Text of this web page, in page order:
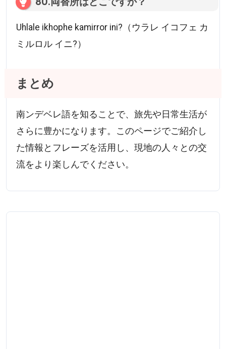
Uhlale ikhophe kamirror ini?（ウラレ イコフェ カ
ミルロル イニ?）
まとめ
南ンデベレ語を知ることで、旅先や日常生活が
さらに豊かになります。このページでご紹介し
た情報とフレーズを活用し、現地の人々との交
流をより楽しんでください。